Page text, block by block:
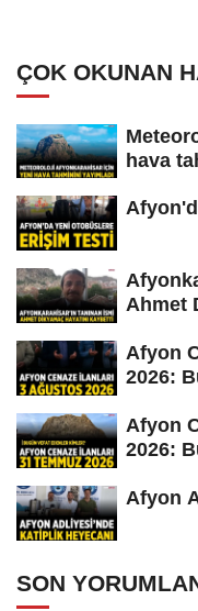
ÇOK OKUNAN
hava
Ahmet
Afyon
2026:
Afyon
2026:
Afyon
SON